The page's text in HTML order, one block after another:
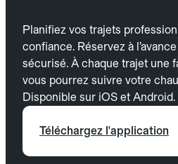
Planifiez vos trajets
confiance. Réservez à
sécurisé. À chaque trajet une
vous pourrez suivre votre
Disponible sur iOS et Android.
Téléchargez l'application